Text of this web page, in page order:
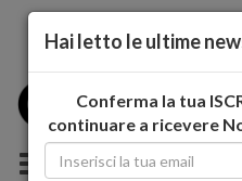
Toggle navigation
Hai letto le ultime
Conferma la tua
continuare a ricevere